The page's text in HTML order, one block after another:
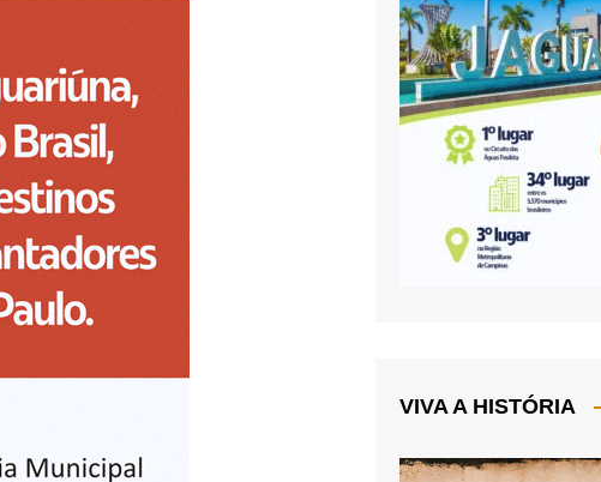
VIVA A HISTÓRIA